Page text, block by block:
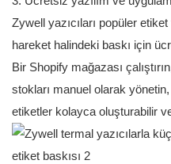
Zywell yazıcıları popüler
hareket halindeki baskı için
Bir Shopify mağazası
stokları manuel olarak yönetin,
etiketler kolayca oluşturabilir